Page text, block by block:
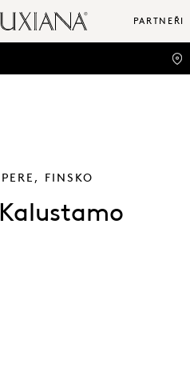
PARTNEŘI
FINSKO